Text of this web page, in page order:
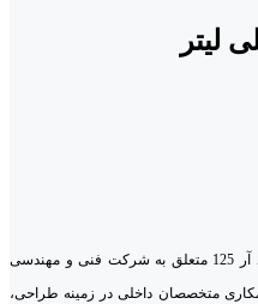
سایت جامع ایمنی و آتش نشانی آی آر 125 متعلق به شرکت فنی و مهندسی
متخصصان داخلی در زمینه طراحی،